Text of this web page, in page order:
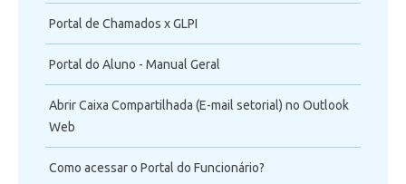
Portal de Chamados x GLPI
Portal do Aluno - Manual Geral
Abrir Caixa Compartilhada (E-mail setorial) no Outlook
Web
Como acessar o Portal do Funcionário?